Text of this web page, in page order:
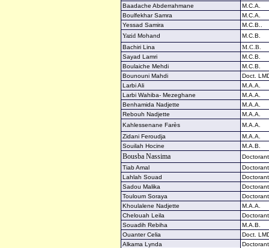
Baadache Abderrahmane
M.C.A.
Boulfekhar Samra
M.C.A.
Yessad Samira
M.C.B..
Yazid Mohand
M.C.B.
Bachiri Lina
M.C.B.
Sayad Lamri
M.C.B.
Boulaiche Mehdi
M.C.B.
Bounouni Mahdi
Doct.
Larbi Ali
M.A.A.
Larbi Wahiba- Mezeghane
M.A.A.
Benhamida Nadjette
M.A.A.
Rebouh Nadjette
M.A.A.
Kahlessenane Farès
M.A.A.
Zidani Feroudja
M.A.A.
Souilah Hocine
M.A.B.
Bousba Nassima
Tiab Amal
Lahlah Souad
Sadou Malika
Touloum Soraya
Khoulalene Nadjette
M.A.A.
Chelouah Leila
Souadih Rebiha
M.A.B.
Ouanter Celia
Doct.
Alkama Lynda